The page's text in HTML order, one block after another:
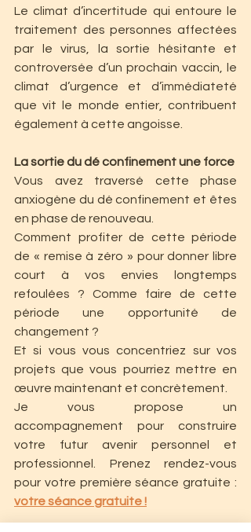
Le climat d’incertitude qui entoure le
traitement des personnes affectées
par le virus, la sortie hésitante et
controversée d’un prochain vaccin, le
climat d’urgence et d’immédiateté
que vit le monde entier, contribuent
également à cette angoisse.
La sortie du dé confinement une force
Vous avez traversé cette phase
anxiogène du dé confinement et êtes
en phase de renouveau.
Comment profiter de cette période
de « remise à zéro » pour donner libre
court à vos envies longtemps
refoulées ? Comme faire de cette
période une opportunité de
changement ?
Et si vous vous concentriez sur vos
projets que vous pourriez mettre en
œuvre maintenant et concrètement.
Je vous propose un
accompagnement pour construire
votre futur avenir personnel et
professionnel. Prenez rendez-vous
votre séance gratuite !